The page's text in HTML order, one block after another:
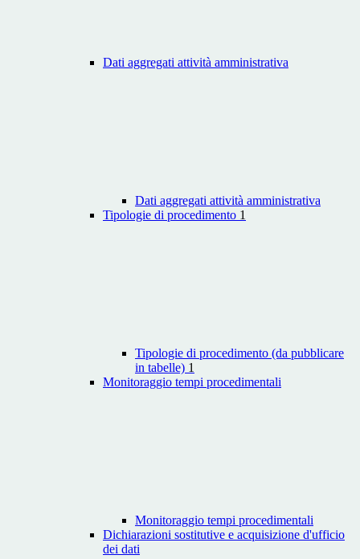
Dati aggregati attività amministrativa
Dati aggregati attività amministrativa
Tipologie di procedimento 1
Tipologie di procedimento (da pubblicare
in tabelle) 1
Monitoraggio tempi procedimentali
Monitoraggio tempi procedimentali
Dichiarazioni sostitutive e acquisizione d'ufficio
dei dati